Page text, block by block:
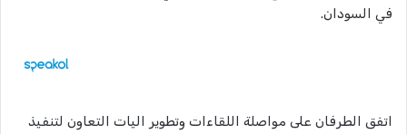
في السودان.
اتفق الطرفان على مواصلة اللقاءات وتطوير اليات التعاون لتنفيذ